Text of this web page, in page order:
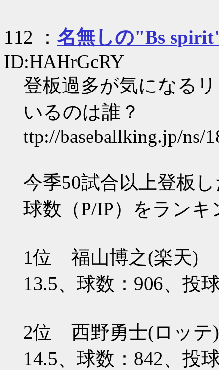
112 ： 名無しの"Bs
ID:HAHrGcRY
登板過多が気になる
いるのは誰？
ttp://baseballking.jp/ns/
今季50試合以上登板
球数（P/IP）をラン
1位 福山博之(楽天)
13.5、球数：906、投
2位 西野勇士(ロッ
14.5、球数：842、投